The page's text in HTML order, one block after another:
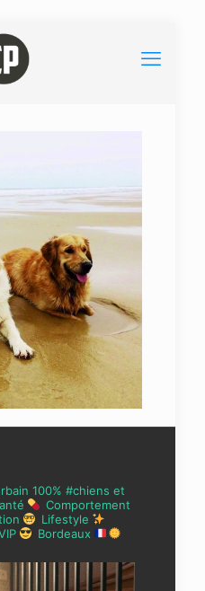
100% #chiens et
Comportement
Lifestyle
Bordeaux